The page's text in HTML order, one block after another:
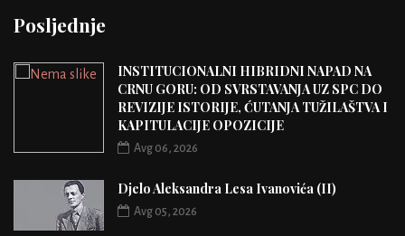
Posljednje
INSTITUCIONALNI HIBRIDNI NAPAD NA
CRNU GORU: OD SVRSTAVANJA UZ SPC DO
REVIZIJE ISTORIJE, ĆUTANJA TUŽILAŠTVA I
KAPITULACIJE OPOZICIJE
Avg 06, 2026
Djelo Aleksandra Lesa Ivanovića (II)
Avg 05, 2026